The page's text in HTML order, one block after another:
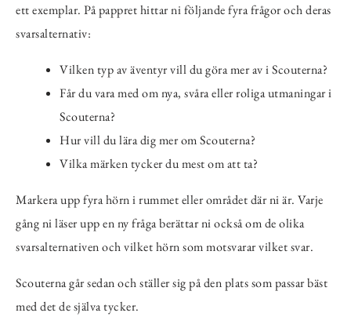
ett exemplar. På pappret hittar ni följande fyra frågor och deras
svarsalternativ:
Vilken typ av äventyr vill du göra mer av i Scouterna?
Får du vara med om nya, svåra eller roliga utmaningar i
Scouterna?
Hur vill du lära dig mer om Scouterna?
Vilka märken tycker du mest om att ta?
Markera upp fyra hörn i rummet eller området där ni är. Varje
gång ni läser upp en ny fråga berättar ni också om de olika
svarsalternativen och vilket hörn som motsvarar vilket svar.
Scouterna går sedan och ställer sig på den plats som passar bäst
med det de själva tycker.